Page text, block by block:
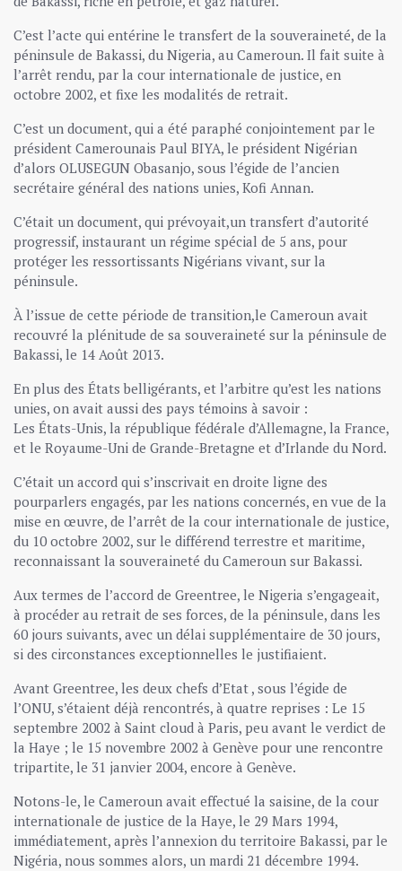
C’est l’acte qui entérine le transfert de la souveraineté, de la
péninsule de Bakassi, du Nigeria, au Cameroun. Il fait suite à
l’arrêt rendu, par la cour internationale de justice, en
octobre 2002, et fixe les modalités de retrait.
C’est un document, qui a été paraphé conjointement par le
président Camerounais Paul BIYA, le président Nigérian
d’alors OLUSEGUN Obasanjo, sous l’égide de l’ancien
secrétaire général des nations unies, Kofi Annan.
C’était un document, qui prévoyait,un transfert d’autorité
progressif, instaurant un régime spécial de 5 ans, pour
protéger les ressortissants Nigérians vivant, sur la
péninsule.
À l’issue de cette période de transition,le Cameroun avait
recouvré la plénitude de sa souveraineté sur la péninsule de
Bakassi, le 14 Août 2013.
En plus des États belligérants, et l’arbitre qu’est les nations
unies, on avait aussi des pays témoins à savoir :
Les États-Unis, la république fédérale d’Allemagne, la France,
et le Royaume-Uni de Grande-Bretagne et d’Irlande du Nord.
C’était un accord qui s’inscrivait en droite ligne des
pourparlers engagés, par les nations concernés, en vue de la
mise en œuvre, de l’arrêt de la cour internationale de justice,
du 10 octobre 2002, sur le différend terrestre et maritime,
reconnaissant la souveraineté du Cameroun sur Bakassi.
Aux termes de l’accord de Greentree, le Nigeria s’engageait,
à procéder au retrait de ses forces, de la péninsule, dans les
60 jours suivants, avec un délai supplémentaire de 30 jours,
si des circonstances exceptionnelles le justifiaient.
Avant Greentree, les deux chefs d’Etat , sous l’égide de
l’ONU, s’étaient déjà rencontrés, à quatre reprises : Le 15
septembre 2002 à Saint cloud à Paris, peu avant le verdict de
la Haye ; le 15 novembre 2002 à Genève pour une rencontre
tripartite, le 31 janvier 2004, encore à Genève.
Notons-le, le Cameroun avait effectué la saisine, de la cour
internationale de justice de la Haye, le 29 Mars 1994,
immédiatement, après l’annexion du territoire Bakassi, par le
Nigéria, nous sommes alors, un mardi 21 décembre 1994.